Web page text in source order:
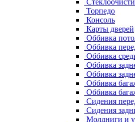
Торпедо
Консоль
Карты дверей
Оббивка
Оббивка
Оббивка
Оббивка
Оббивка
Оббивка
Оббивка
Сидения
Сидения
Молдниги и